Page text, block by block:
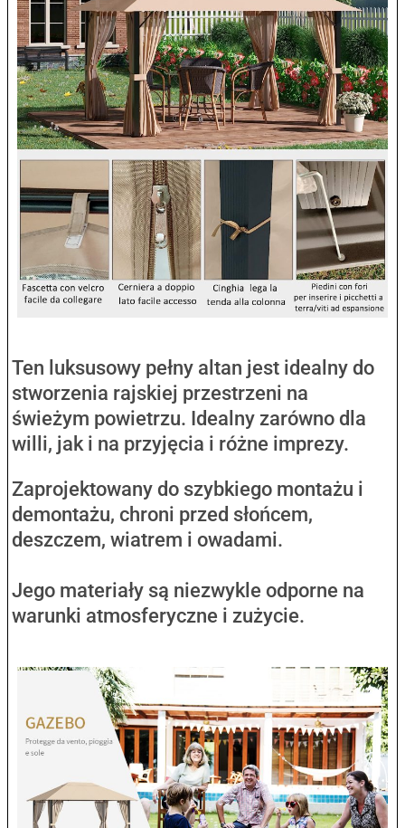
Ten luksusowy pełny altan jest idealny do
stworzenia rajskiej przestrzeni na
świeżym powietrzu. Idealny zarówno dla
willi, jak i na przyjęcia i różne imprezy.
Zaprojektowany do szybkiego montażu i
demontażu, chroni przed słońcem,
deszczem, wiatrem i owadami.
Jego materiały są niezwykle odporne na
warunki atmosferyczne i zużycie.